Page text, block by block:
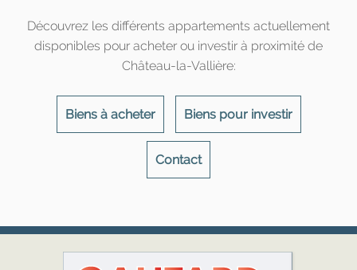
Découvrez les différents appartements actuellement
disponibles pour acheter ou investir à proximité de
Château-la-Vallière:
Biens à acheter Biens pour investir
Contact